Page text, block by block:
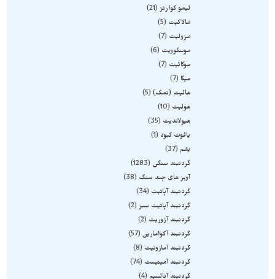
لیمو کوارتز 21
مالاکیت
5
مزولیت
7
موسکوویت
6
موکائیت
7
میکا
7
هالیت (نمک) 5
هولیت
10
هیولاندیت
35
یاقوت کبود
1
یشم
37
گردنبند سنگی
1283
آویز های چند سنگ
38
گردنبند آپاتیت
34
گردنبند آپاتیت سبز 2
گردنبند آزوریت
2
گردنبند آکوامارین 57
گردنبند آمازونیت
8
گردنبند آمیتیست
74